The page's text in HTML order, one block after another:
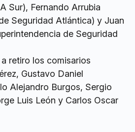
Sur), Fernando Arrubia
Seguridad Atlántica) y Juan
de Seguridad
retiro los comisarios
Gustavo Daniel
Alejandro Burgos, Sergio
Luis León y Carlos Oscar